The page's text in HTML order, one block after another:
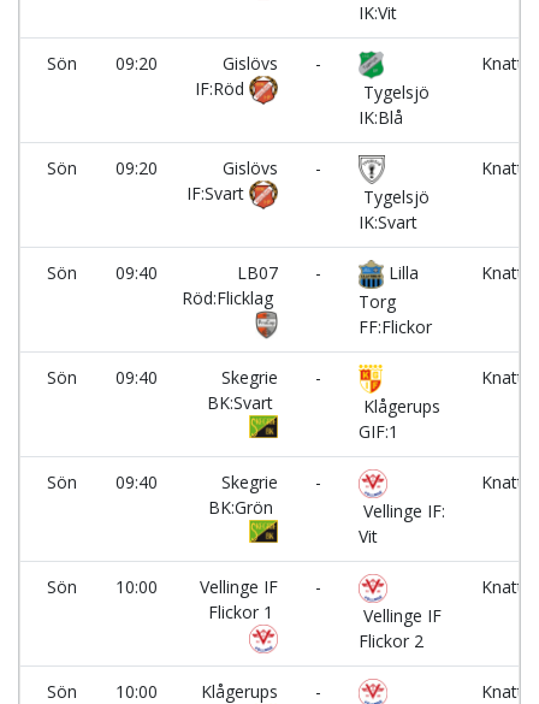
IK:Vit
Sön 09:20
Gislövs
IF:Röd
-
Tygelsjö
IK:Blå
Sön 09:20
Gislövs
IF:Svart
-
Tygelsjö
IK:Svart
Sön 09:40
LB07
Röd:Flicklag
-
Lilla
Torg
FF:Flickor
Sön 09:40
Skegrie
BK:Svart
-
Klågerups
GIF:1
Sön 09:40
Skegrie
BK:Grön
-
Vellinge IF:
Vit
Sön 10:00
Vellinge IF
Flickor 1
-
Vellinge IF
Flickor 2
Sön 10:00
Klågerups
-